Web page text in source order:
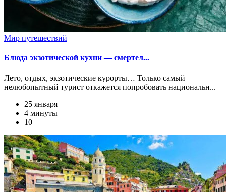
Мир путешествий
Блюда экзотической кухни — смертел...
Лето, отдых, экзотические курорты… Только самый
нелюбопытный турист откажется попробовать национальн...
25 января
4 минуты
10